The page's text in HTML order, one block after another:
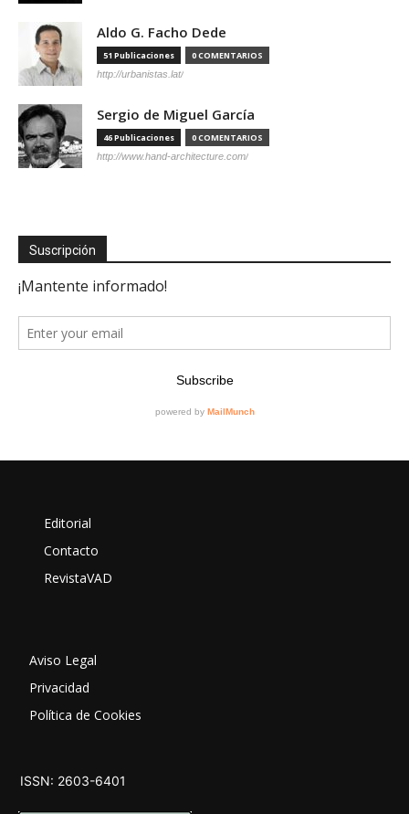
Aldo G. Facho Dede
51 Publicaciones 0 COMENTARIOS
http://urbanistas.lat/
Sergio de Miguel García
46 Publicaciones 0 COMENTARIOS
http://www.hand-architecture.com/
Suscripción
Editorial
Contacto
RevistaVAD
Aviso Legal
Privacidad
Política de Cookies
ISSN: 2603-6401